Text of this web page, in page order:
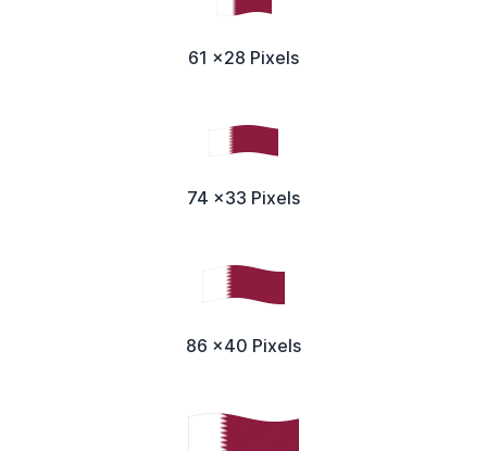
61 x28 Pixels
74 x33 Pixels
86 x40 Pixels